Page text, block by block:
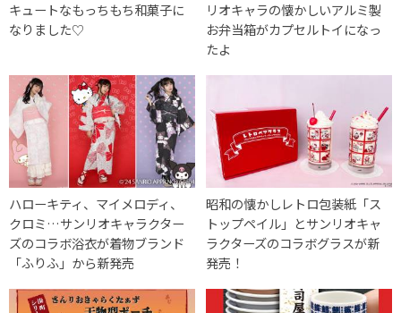
キュートなもっちもち和菓子に
なりました♡
リオキャラの懐かしいアルミ製
お弁当箱がカプセルトイになっ
たよ
ハローキティ、マイメロディ、
クロミ…サンリオキャラクター
ズのコラボ浴衣が着物ブランド
「ふりふ」から新発売
昭和の懐かしレトロ包装紙「ス
トップペイル」とサンリオキャ
ラクターズのコラボグラスが新
発売！